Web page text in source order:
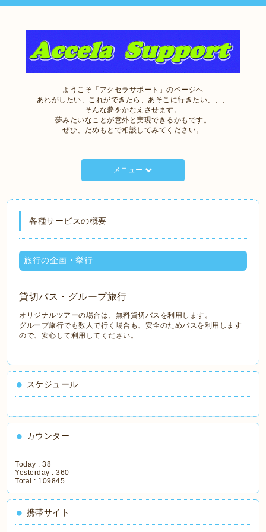
ようこそ「アクセラサポート」のページへ
あれがしたい、これができたら、あそこに行きたい、、、
そんな夢をかなえさせます。
夢みたいなことが意外と実現できるかもです。
ぜひ、だめもとで相談してみてください。
メニュー
各種サービスの概要
旅行の企画・挙行
貸切バス・グループ旅行
オリジナルツアーの場合は、無料貸切バスを利用します。
グループ旅行でも数人で行く場合も、安全のためバスを利用します
ので、安心して利用してください。
スケジュール
カウンター
Today :38
Yesterday :360
Total : 109845
携帯サイト